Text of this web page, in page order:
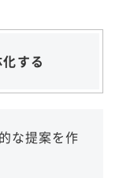
する
な提案を作